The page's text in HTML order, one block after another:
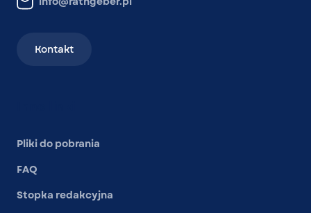
Kontakt
Pliki do pobrania
FAQ
Stopka redakcyjna